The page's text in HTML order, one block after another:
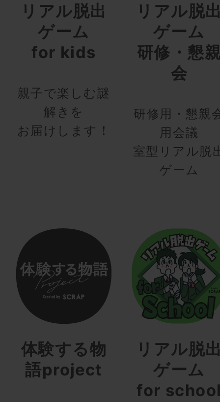
リアル脱出
ゲーム
for kids
親子で楽しむ謎
解きを
お届けします！
リアル脱
ゲーム
研修・懇
会
研修用・懇親
用会議
室型リアル脱
ゲーム
体験する物
語project
リアル脱
ゲーム
for